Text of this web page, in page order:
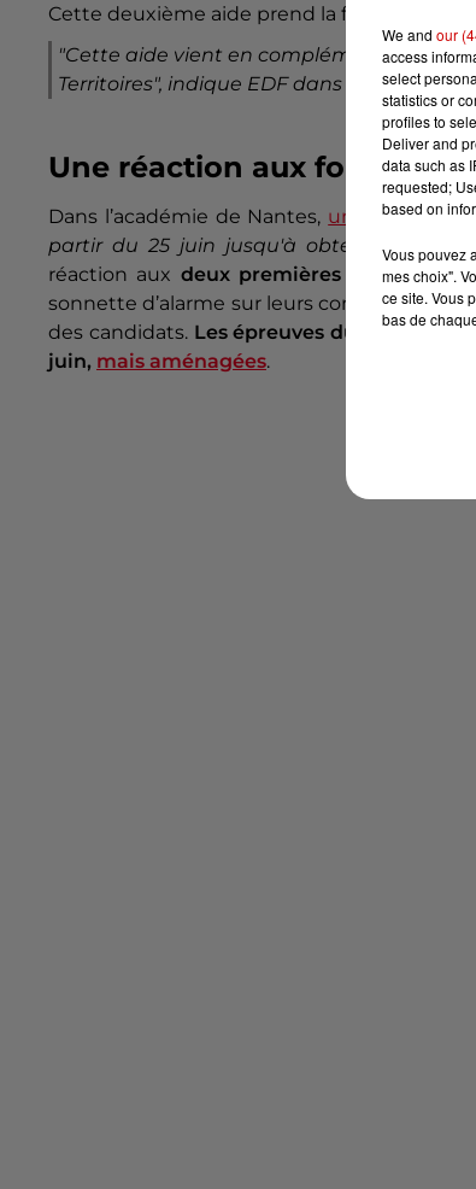
Cette deuxième aide prend la forme d’une
"Cette aide vient en complément, des
Territoires", indique EDF dans son
Une réaction aux fortes
Dans l’académie de Nantes, une grève
partir du 25 juin jusqu'à obtention de
réaction aux deux premières vagues de
sonnette d’alarme sur leurs conditions de
des candidats. Les épreuves du diplôme
juin, mais aménagées.
We and our
access
select
statistics or
profiles to
Deliver and
data such as
requested;
based on
Vous pouvez
mes choix".
ce site. Vous
bas de